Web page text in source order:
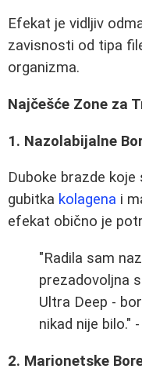
Efekat je vidljiv
zavisnosti od tipa
organizma.
Najčešće Zone za
1. Nazolabijalne
Duboke brazde
gubitka kolagena i
efekat obično je
"Radila sam
prezadovoljna
Ultra Deep -
nikad nije bilo."
2. Marionetske